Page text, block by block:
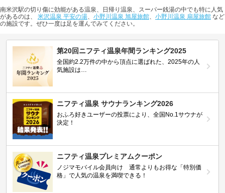
南米沢駅の切り傷に効能がある温泉、日帰り温泉、スーパー銭湯の中でも特に人気
があるのは、 米沢温泉 平安の湯 小野川温泉 旭屋旅館 小野川温泉 扇屋旅館 など
の施設です。ぜひ一度は足を運んでみてください。
第20回ニフティ温泉年間ランキング2025
全国約2.2万件の中から頂点に選ばれた、2025年の人
気施設は…
ニフティ温泉 サウナランキング2026
おふろ好きユーザーの投票により、全国No.1サウナが
決定！
ニフティ温泉プレミアムクーポン
ノジマモバイル会員向け 通常よりもお得な「特別価
格」で人気の温泉を満喫できる！